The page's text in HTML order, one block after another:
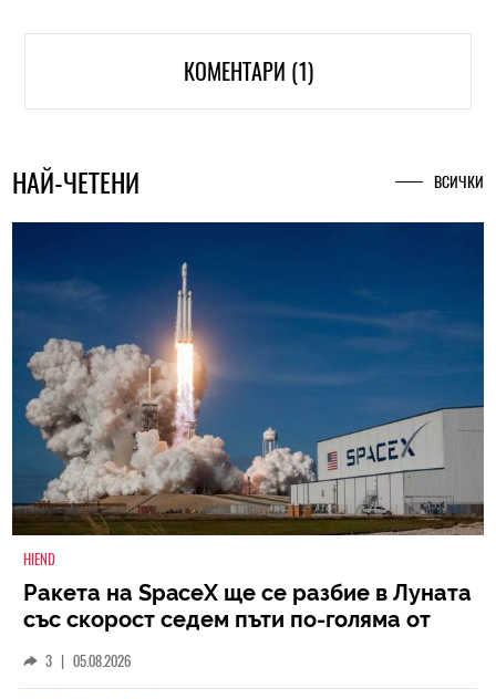
КОМЕНТАРИ (1)
НАЙ-ЧЕТЕНИ ВСИЧКИ
HIEND
Ракета на SpaceX ще се разбие в Луната
със скорост седем пъти по-голяма от
3 | 05.08.2026